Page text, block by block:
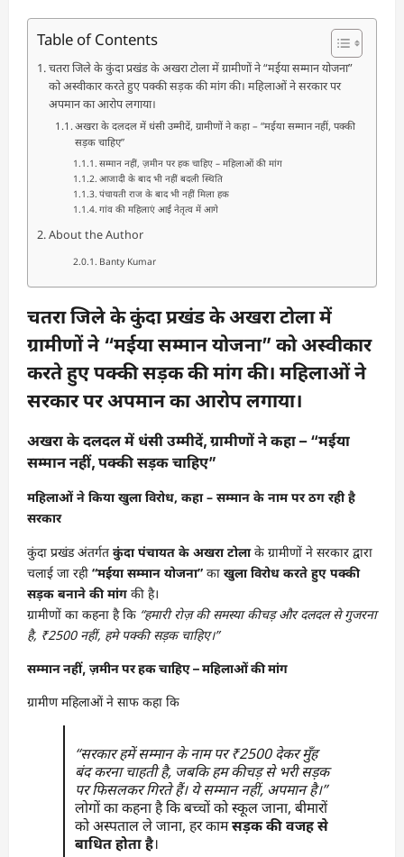
Table of Contents
चतरा जिले के कुंदा प्रखंड के अखरा टोला में ग्रामीणों ने “मईया सम्मान योजना”
को अस्वीकार करते हुए पक्की सड़क की मांग की। महिलाओं ने सरकार पर
अपमान का आरोप लगाया।
अखरा के दलदल में धंसी उम्मीदें, ग्रामीणों ने कहा – “मईया सम्मान नहीं, पक्की
सड़क चाहिए”
सम्मान नहीं, ज़मीन पर हक चाहिए – महिलाओं की मांग
आजादी के बाद भी नहीं बदली स्थिति
पंचायती राज के बाद भी नहीं मिला हक
गांव की महिलाएं आईं नेतृत्व में आगे
About the Author
Banty Kumar
चतरा जिले के कुंदा प्रखंड के अखरा टोला में
ग्रामीणों ने “मईया सम्मान योजना” को अस्वीकार
करते हुए पक्की सड़क की मांग की। महिलाओं ने
सरकार पर अपमान का आरोप लगाया।
अखरा के दलदल में धंसी उम्मीदें, ग्रामीणों ने कहा – “मईया
सम्मान नहीं, पक्की सड़क चाहिए”
महिलाओं ने किया खुला विरोध, कहा – सम्मान के नाम पर ठग रही है
सरकार
कुंदा प्रखंड अंतर्गतकुंदा पंचायत के अखरा टोलाके ग्रामीणों ने सरकार द्वारा
चलाई जा रही “मईया सम्मान योजना” का खुला विरोध करते हुए पक्की
सड़क बनाने की मांग की है।
ग्रामीणों का कहना है कि “हमारी रोज़ की समस्या कीचड़ और दलदल से गुजरना
है, ₹2500 नहीं, हमे पक्की सड़क चाहिए।”
सम्मान नहीं, ज़मीन पर हक चाहिए – महिलाओं की मांग
ग्रामीण महिलाओं ने साफ कहा कि
“सरकार हमें सम्मान के नाम पर ₹2500 देकर मुँह
बंद करना चाहती है, जबकि हम कीचड़ से भरी सड़क
पर फिसलकर गिरते हैं। ये सम्मान नहीं, अपमान है।”
लोगों का कहना है कि बच्चों को स्कूल जाना, बीमारों
को अस्पताल ले जाना, हर कामसड़क की वजह से
बाधित होता है।